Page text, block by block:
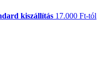
kiszállítás 17.000 Ft-tól